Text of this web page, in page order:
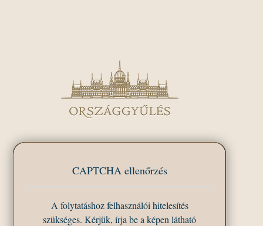
CAPTCHA ellenőrzés
A folytatáshoz felhasználói hitelesítés
szükséges. Kérjük, írja be a képen látható